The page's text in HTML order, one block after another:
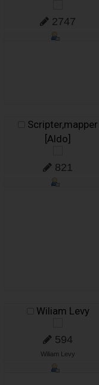
2747
Scripter,mapper
[Aldo]
821
Wiliam Levy
594
Wiliam Levy